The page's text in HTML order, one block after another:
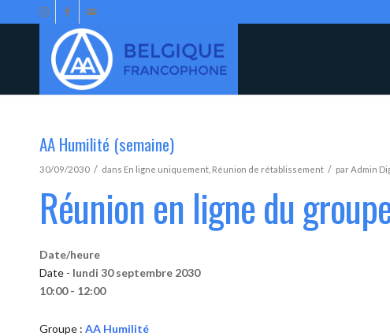
AA Humilité (semaine)
30/09/2030 / dans En ligne uniquement Réunion de rétablissement / parAdmin
Réunion en ligne du
Date/heure
Date - lundi 30 septembre 2030
10:00 - 12:00
Groupe : AA Humilité